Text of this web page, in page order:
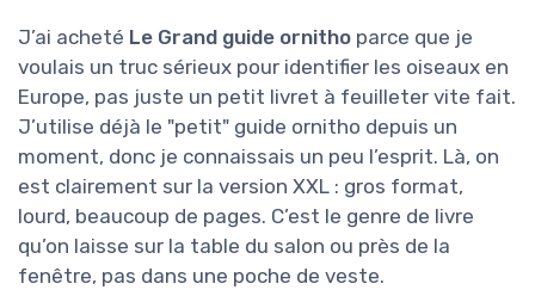
J’ai acheté Le Grand guide ornitho parce que je
voulais un truc sérieux pour identifier les oiseaux en
Europe, pas juste un petit livret à feuilleter vite fait.
J’utilise déjà le "petit" guide ornitho depuis un
moment, donc je connaissais un peu l’esprit. Là, on
est clairement sur la version XXL : gros format,
lourd, beaucoup de pages. C’est le genre de livre
qu’on laisse sur la table du salon ou près de la
fenêtre, pas dans une poche de veste.